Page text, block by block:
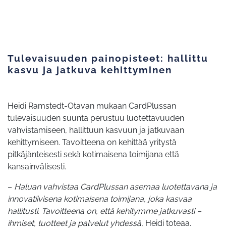
Tulevaisuuden painopisteet: hallittu
kasvu ja jatkuva kehittyminen
Heidi Ramstedt-Otavan mukaan CardPlussan
tulevaisuuden suunta perustuu luotettavuuden
vahvistamiseen, hallittuun kasvuun ja jatkuvaan
kehittymiseen. Tavoitteena on kehittää yritystä
pitkäjänteisesti sekä kotimaisena toimijana että
kansainvälisesti.
– Haluan vahvistaa CardPlussan asemaa luotettavana ja
innovatiivisena kotimaisena toimijana, joka kasvaa
hallitusti. Tavoitteena on, että kehitymme jatkuvasti –
ihmiset, tuotteet ja palvelut yhdessä, Heidi toteaa.